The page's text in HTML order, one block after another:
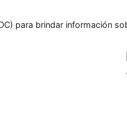
para brindar información